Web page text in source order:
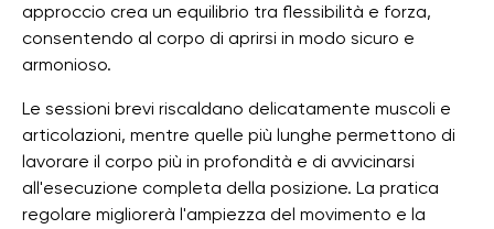
approccio crea un equilibrio tra flessibilità e forza,
consentendo al corpo di aprirsi in modo sicuro e
armonioso.
Le sessioni brevi riscaldano delicatamente muscoli e
articolazioni, mentre quelle più lunghe permettono di
lavorare il corpo più in profondità e di avvicinarsi
all'esecuzione completa della posizione. La pratica
regolare migliorerà l'ampiezza del movimento e la